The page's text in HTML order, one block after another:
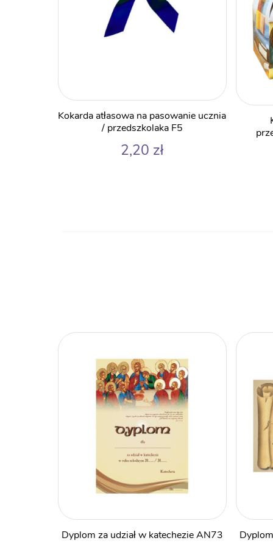
Kokarda atłasowa na pasowanie ucznia
/ przedszkolaka F5
2,20 zł
Dyplom za udział w katechezie AN73